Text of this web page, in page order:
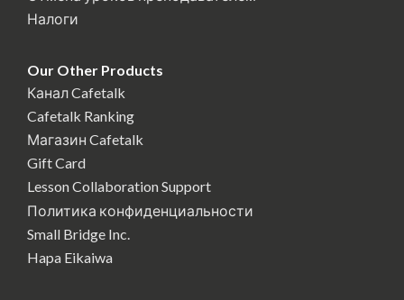
Налоги
Our Other Products
Канал Cafetalk
Cafetalk Ranking
Магазин Cafetalk
Gift Card
Lesson Collaboration Support
Политика конфиденциальности
Small Bridge Inc.
Hapa Eikaiwa